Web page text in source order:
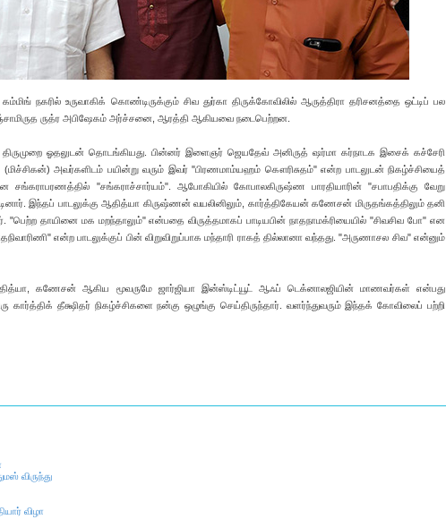
நகரில் உருவாகிக் கொண்டிருக்கும் சிவ துர்கா திருக்கோவிலில் ஆருத்திரா தரிசனத்தை ஒட்டிப் பல
ருத்ர அபிஷேகம் அர்ச்சனை, ஆரத்தி ஆகியவை நடைபெற்றன.
திருமுறை ஓதலுடன் தொடங்கியது. பின்னர் இளைஞர் ஜெயதேவ் அனிருத் ஷர்மா கர்நாடக இசைக் கச்சேரி
அவர்களிடம் பயின்று வரும் இவர் "பிரணமாம்யஹம் கௌரிசுதம்" என்ற பாடலுடன் நிகழ்ச்சியைத்
சங்கராபரணத்தில் "சங்கராச்சார்யம்". ஆபோகியில் கோபாலகிருஷ்ண பாரதியாரின் "சபாபதிக்கு வேறு
இந்தப் பாடலுக்கு ஆதித்யா கிருஷ்ணன் வயலினிலும், கார்த்திகேயன் கணேசன் மிருதங்கத்திலும் தனி
தாயினை மக மறந்தாலும்" என்பதை விருத்தமாகப் பாடியபின் நாதநாமக்ரியையில் "சிவசிவ போ" என
என்ற பாடலுக்குப் பின் விறுவிறுப்பாக மந்தாரி ராகத் தில்லானா வந்தது. "அருணாசல சிவ" என்னும்
கணேசன் ஆகிய மூவருமே ஜார்ஜியா இன்ஸ்டிட்யூட் ஆஃப் டெக்னாலஜியின் மாணவர்கள் என்பது
கார்த்திக் தீக்ஷிதர் நிகழ்ச்சிகளை நன்கு ஒழுங்கு செய்திருந்தார். வளர்ந்துவரும் இந்தக் கோவிலைப் பற்றி
விருந்து
விழா